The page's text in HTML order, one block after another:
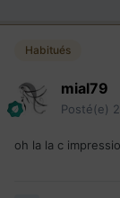
Habitués
mial79
Posté(e)
oh la la c